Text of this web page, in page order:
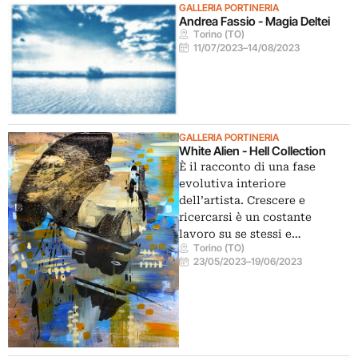
GALLERIA PORTINERIA
Andrea Fassio - Magia Deltei
Torino (TO)
11/07/2023–14/08/2023
GALLERIA PORTINERIA
White Alien - Hell Collection
È il racconto di una fase
evolutiva interiore
dell’artista. Crescere e
ricercarsi è un costante
lavoro su se stessi e…
Torino (TO)
23/05/2023–19/06/2023